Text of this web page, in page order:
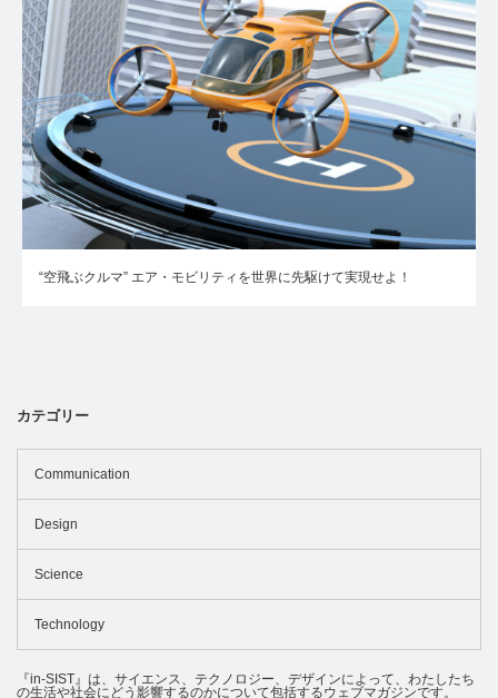
“空飛ぶクルマ” エア・モビリティを世界に先駆けて実現せよ！
カテゴリー
Communication
Design
Science
Technology
『in-SIST』は、サイエンス、テクノロジー、デザインによって、わたしたち
の生活や社会にどう影響するのかについて包括するウェブマガジンです。